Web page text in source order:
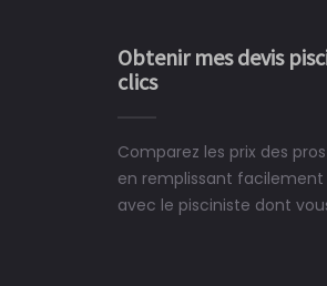
Obtenir mes devis
clics
Comparez les prix des
en remplissant
avec le pisciniste dont
Le